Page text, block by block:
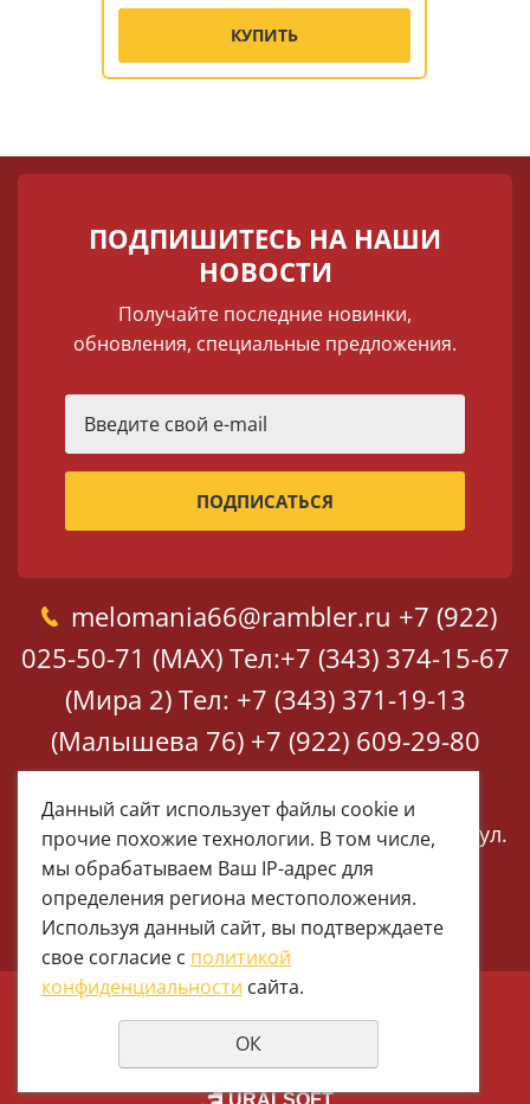
КУПИТЬ
ПОДПИШИТЕСЬ НА НАШИ
НОВОСТИ
Получайте последние новинки,
обновления, специальные предложения.
melomania66@rambler.ru +7 (922)
025-50-71 (MAX) Тел:+7 (343) 374-15-67
(Мира 2) Тел: +7 (343) 371-19-13
(Малышева 76) +7 (922) 609-29-80
(MAX)
Екатеринбург, ул. Мира 2
Екатеринбург, ул.
Малышева 76
© 1997 - 2026 Меломания
Политика конфиденциальности
URALSOFT
Данный сайт использует файлы cookie и
прочие похожие технологии. В том числе,
мы обрабатываем Ваш IP-адрес для
определения региона местоположения.
Используя данный сайт, вы подтверждаете
свое согласие с политикой
конфиденциальности сайта.
ОК